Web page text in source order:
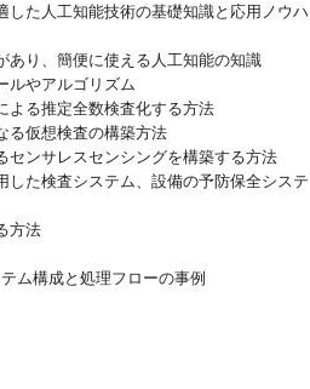
した人工知能技術の基礎知識と応用ノウハ
あり、簡便に使える人工知能の知識
ルやアルゴリズム
よる推定全数検査化する方法
る仮想検査の構築方法
センサレスセンシングを構築する方法
した検査システム、設備の予防保全システ
方法
ム構成と処理フローの事例